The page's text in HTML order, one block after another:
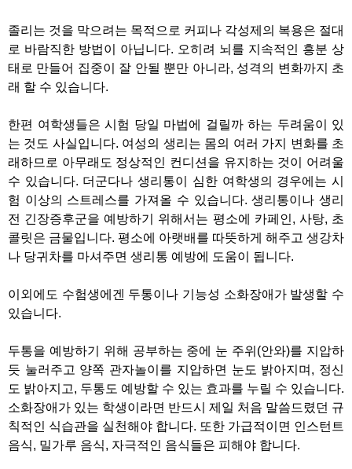
졸리는 것을 막으려는 목적으로 커피나 각성제의 복용은 절대
로 바람직한 방법이 아닙니다. 오히려 뇌를 지속적인 흥분 상
태로 만들어 집중이 잘 안될 뿐만 아니라, 성격의 변화까지 초
래 할 수 있습니다.
한편 여학생들은 시험 당일 마법에 걸릴까 하는 두려움이 있
는 것도 사실입니다. 여성의 생리는 몸의 여러 가지 변화를 초
래하므로 아무래도 정상적인 컨디션을 유지하는 것이 어려울
수 있습니다. 더군다나 생리통이 심한 여학생의 경우에는 시
험 이상의 스트레스를 가져올 수 있습니다. 생리통이나 생리
전 긴장증후군을 예방하기 위해서는 평소에 카페인, 사탕, 초
콜릿은 금물입니다. 평소에 아랫배를 따뜻하게 해주고 생강차
나 당귀차를 마셔주면 생리통 예방에 도움이 됩니다.
이외에도 수험생에겐 두통이나 기능성 소화장애가 발생할 수
있습니다.
두통을 예방하기 위해 공부하는 중에 눈 주위(안와)를 지압하
듯 눌러주고 양쪽 관자놀이를 지압하면 눈도 밝아지며, 정신
도 밝아지고, 두통도 예방할 수 있는 효과를 누릴 수 있습니다.
소화장애가 있는 학생이라면 반드시 제일 처음 말씀드렸던 규
칙적인 식습관을 실천해야 합니다. 또한 가급적이면 인스턴트
음식, 밀가루 음식, 자극적인 음식들은 피해야 합니다.